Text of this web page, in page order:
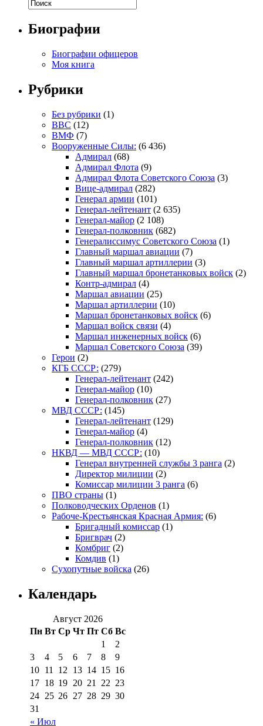
Биографии
Биографии офицеров
Моя книга
Рубрики
Без рубрики (1)
ВВС (12)
ВМФ (7)
Вооруженные Силы: (6 436)
Адмирал (68)
Адмирал Флота (9)
Адмирал Флота Советского Союза (3)
Вице-адмирал (282)
Генерал армии (101)
Генерал-лейтенант (2 635)
Генерал-майор (2 108)
Генерал-полковник (682)
Генералиссимус Советского Союза (1)
Главный маршал авиации (7)
Главный маршал артиллерии (3)
Главный маршал бронетанковых войск (2)
Контр-адмирал (4)
Маршал авиации (25)
Маршал артиллерии (10)
Маршал бронетанковых войск (6)
Маршал войск связи (4)
Маршал инженерных войск (6)
Маршал Советского Союза (39)
Герои (2)
КГБ СССР: (279)
Генерал-лейтенант (242)
Генерал-майор (10)
Генерал-полковник (27)
МВД СССР: (145)
Генерал-лейтенант (129)
Генерал-майор (4)
Генерал-полковник (12)
НКВД — МВД СССР: (10)
Генерал внутренней службы 3 ранга (2)
Директор милиции (2)
Комиссар милиции 3 ранга (6)
ПВО страны (1)
Полководческих Орденов (1)
Рабоче-Крестьянская Красная Армия: (6)
Бригадный комиссар (1)
Бригврач (2)
Комбриг (2)
Комдив (1)
Сухопутные войска (26)
Календарь
Август 2026
Пн Вт Ср Чт Пт Сб Вс
« Июл
1
2
3
4 5 6 7 8
9
10 11 12 13 14 15 16
17 18 19 20 21 22 23
24 25 26 27 28 29 30
31